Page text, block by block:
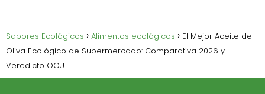
Sabores Ecológicos Alimentos ecológicos
El Mejor Aceite de
Oliva Ecológico de Supermercado: Comparativa 2026 y
Veredicto OCU